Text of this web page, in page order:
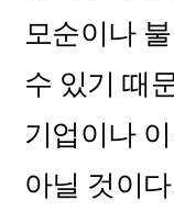
모순이나
수 있기 때
기업이나
아닐 것이